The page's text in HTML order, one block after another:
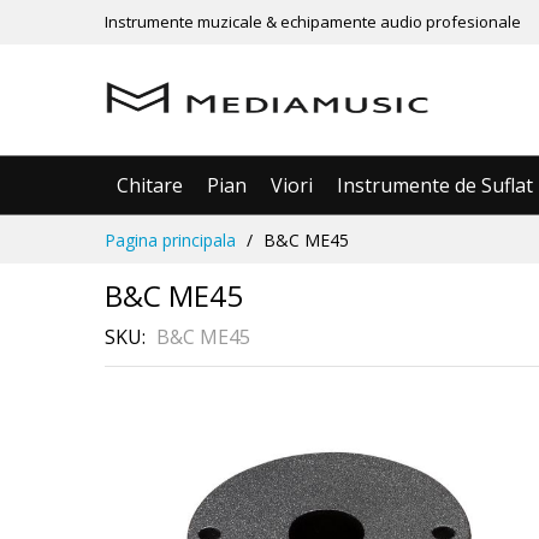
Instrumente muzicale & echipamente audio profesionale
Chitare Pian Viori Instrumente de Suflat
Pagina principala B&C ME45
B&C ME45
SKU B&C ME45